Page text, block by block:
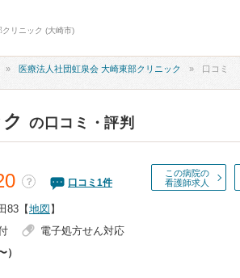
リニック (大崎市)
医療法人社団虹泉会 大崎東部クリニック 口コミ
の口コミ・評判
この病院の
看護師求人
？ 口コミ 1件
83 【地図 】
電子処方せん対応
）